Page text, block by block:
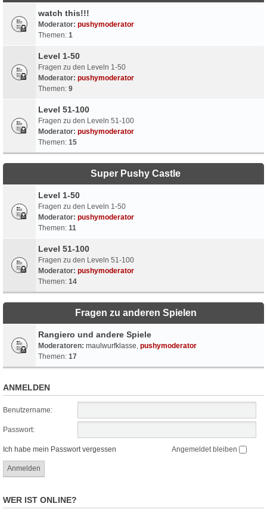
watch this!!!
Moderator: pushymoderator
Themen: 1
Level 1-50
Fragen zu den Leveln 1-50
Moderator: pushymoderator
Themen: 9
Level 51-100
Fragen zu den Leveln 51-100
Moderator: pushymoderator
Themen: 15
Super Pushy Castle
Level 1-50
Fragen zu den Leveln 1-50
Moderator: pushymoderator
Themen: 11
Level 51-100
Fragen zu den Leveln 51-100
Moderator: pushymoderator
Themen: 14
Fragen zu anderen Spielen
Rangiero und andere Spiele
Moderatoren: maulwurfklasse, pushymoderator
Themen: 17
ANMELDEN
Benutzername:
Passwort:
Ich habe mein Passwort vergessen Angemeldet bleiben
WER IST ONLINE?